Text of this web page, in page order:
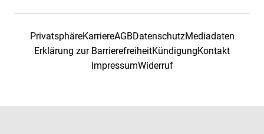
PrivatsphäreKarriereAGBDatenschutzMediadaten
Erklärung zur BarrierefreiheitKündigungKontakt
ImpressumWiderruf